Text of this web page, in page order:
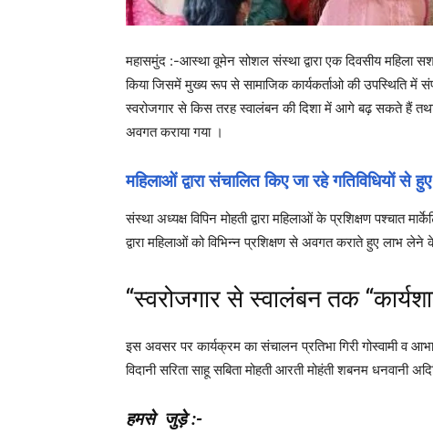
महासमुंद :-आस्था वूमेन सोशल संस्था द्वारा एक दिवसीय महिला
किया जिसमें मुख्य रूप से सामाजिक कार्यकर्ताओ की उपस्थिति में
स्वरोजगार से किस तरह स्वालंबन की दिशा में आगे बढ़ सकते हैं
अवगत कराया गया ।
महिलाओं द्वारा संचालित किए जा रहे गतिविधियों
संस्था अध्यक्ष विपिन मोहती द्वारा महिलाओं के प्रशिक्षण पश्चात
द्वारा महिलाओं को विभिन्न प्रशिक्षण से अवगत कराते हुए लाभ
“स्वरोजगार से स्वालंबन तक
इस अवसर पर कार्यक्रम का संचालन प्रतिभा गिरी गोस्वामी व
विदानी सरिता साहू सबिता मोहती आरती मोहंती शबनम धनवानी
हमसे जुड़े :-